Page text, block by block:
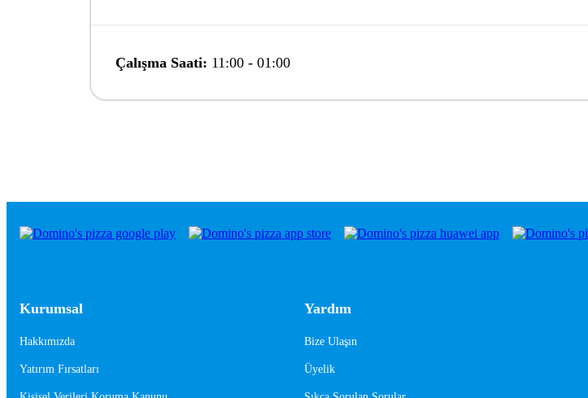
Çalışma Saati: 11:00- 01:00
Kurumsal
Hakkımızda
Yatırım Fırsatları
Yardım
Bize Ulaşın
Üyelik